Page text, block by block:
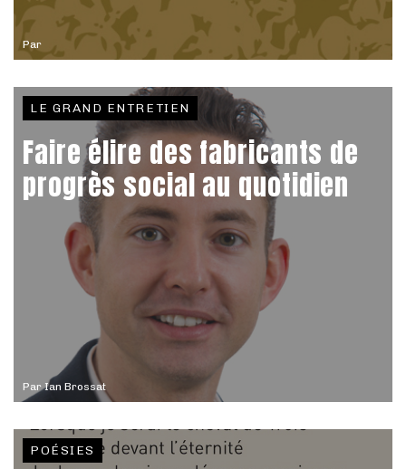
Par
ParIan Brossat
LE GRAND ENTRETIEN
Faire élire des fabricants de
progrès social au quotidien
POÉSIES